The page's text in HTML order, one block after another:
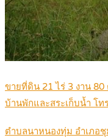
ขายที่ดิน 21 ไร่ 3 งาน 80
บ้านพักและสระเก็บน้ำ โท
ตำบลนาหนองทุ่ม อำเภอ